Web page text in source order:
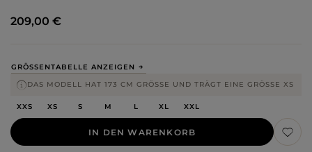
GRÖSSENTABELLE ANZEIGEN
DAS MODELL HAT 173 CM GRÖSSE UND TRÄGT EINE GRÖSSE XS
XXS XS S M L XL XXL
IN DEN WARENKORB
209,00 €